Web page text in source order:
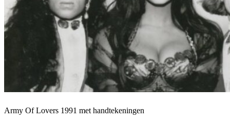
Army Of Lovers 1991 met handtekeningen